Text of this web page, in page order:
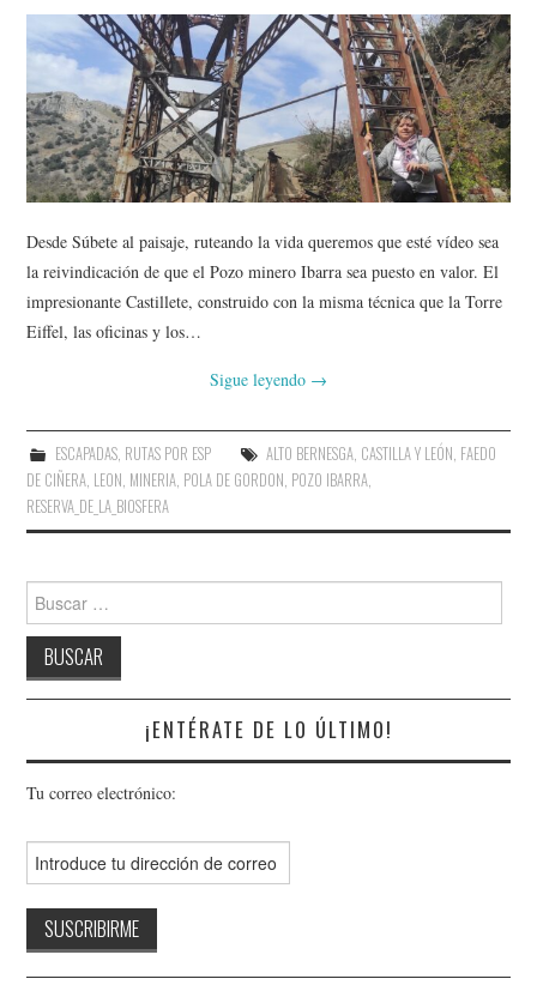
Desde Súbete al paisaje, ruteando la vida queremos que esté vídeo sea
la reivindicación de que el Pozo minero Ibarra sea puesto en valor. El
impresionante Castillete, construido con la misma técnica que la Torre
Eiffel, las oficinas y los…
Sigue leyendo →
ESCAPADAS, RUTAS POR ESP ALTO BERNESGA, CASTILLA Y LEÓN, FAEDO
DE CIÑERA, LEON, MINERIA, POLA DE GORDON, POZO IBARRA,
RESERVA_DE_LA_BIOSFERA
Buscar:
¡ENTÉRATE DE LO ÚLTIMO!
Tu correo electrónico: